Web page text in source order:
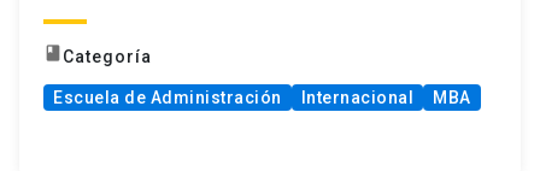
book Categoría
Escuela de Administración Internacional MBA